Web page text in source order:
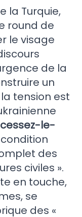
la Turquie,
round de
le visage
de la
un
tension est
cessez-le-
des
civiles ».
en touche,
se
des «